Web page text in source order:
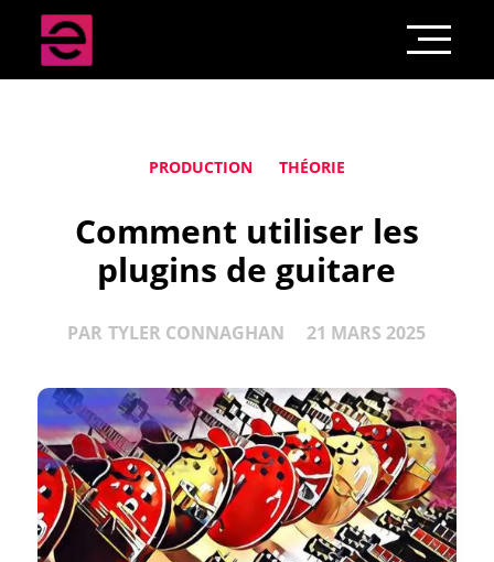
PRODUCTION THÉORIE
Comment utiliser les
plugins de guitare
PAR TYLER CONNAGHAN 21 MARS 2025